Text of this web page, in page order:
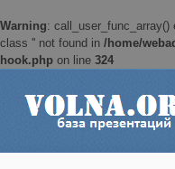
Warning:
class '' not found in /home/
hook.php on line 324